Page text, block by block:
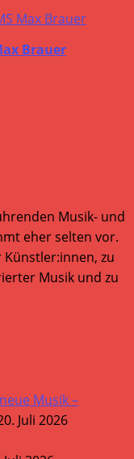
Brauer
Musik- und
eher selten vor.
zu
Musik und zu
Musik –
Juli 2026